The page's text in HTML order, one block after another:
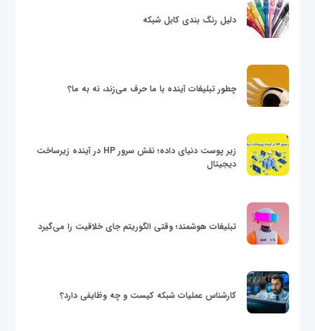
دلیل رنگ بندی کابل شبکه
چطور تبلیغات آینده با ما حرف می‌زند، نه به ما؟
زیر پوست دنیای داده؛ نقش سرور HP در آینده زیرساخت
دیجیتال
تبلیغات هوشمند؛ وقتی الگوریتم جای خلاقیت را می‌گیرد
کارشناس عملیات شبکه کیست و چه وظایفی دارد؟